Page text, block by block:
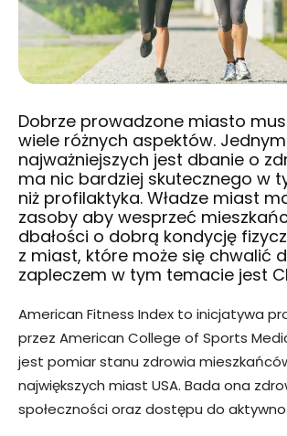
Dobrze prowadzone miasto
wiele różnych aspektów.
najważniejszych jest dbanie o
ma nic bardziej skutecznego w
niż profilaktyka. Władze miast
zasoby aby wesprzeć
dbałości o dobrą kondycję
z miast, które może się chwalić
zapleczem w tym temacie jest
American Fitness Index to inicjatywa
przez American College of Sports
jest pomiar stanu zdrowia
największych miast USA. Bada ona
społeczności oraz dostępu do